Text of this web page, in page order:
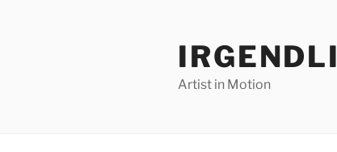
Artist in Motion